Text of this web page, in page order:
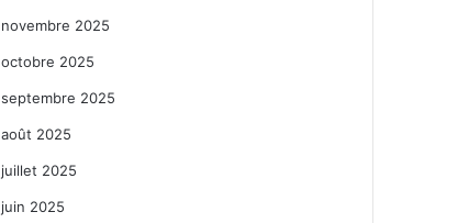
novembre 2025
octobre 2025
septembre 2025
août 2025
juillet 2025
juin 2025